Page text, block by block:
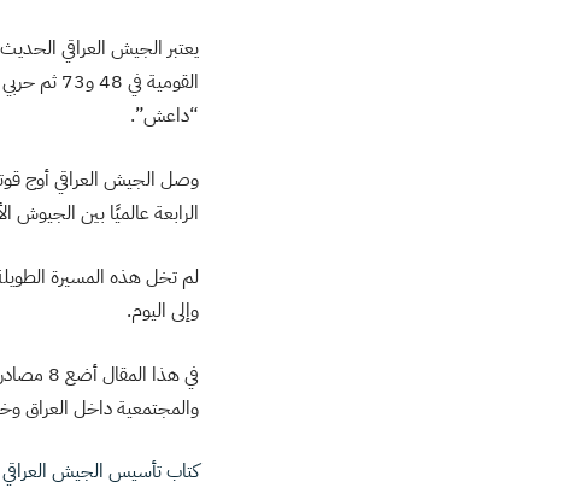
يعتبر الجيش العراقي
القومية
“داعش”.
الرابعة عالميًا بين الجيوش
لم تخل هذه المسيرة
وإلى اليوم.
في
والمجتمعية داخل العراق
كتاب تأسيس الجيش العراقي